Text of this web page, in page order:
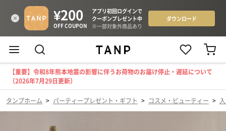
【重要】令和8年熊本地震の影響に伴うお荷物のお届け停止・遅延について
（2026年7月29日更新）
タンプホーム > パーティープレゼント・ギフト > コスメ・ビューティー >